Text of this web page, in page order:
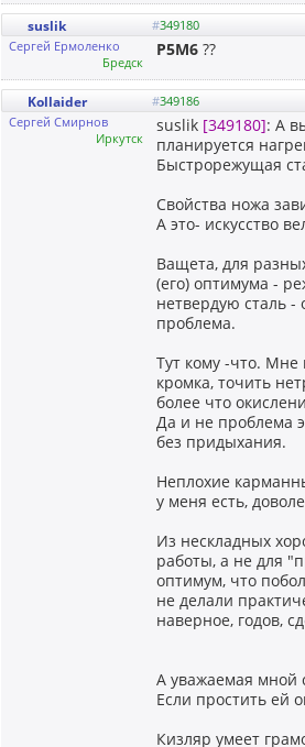
suslik #349180
Сергей Ермоленко
Бредск
P5M6 ??
Kollaider #349186
Сергей Смирнов
Иркутск
suslik [349180]: А
планируется
Быстрорежущая
Свойства ножа
А это- искусство
Ващета, для
(его) оптимума -
нетвердую сталь
проблема.
Тут кому -что.
кромка, точить
более что
Да и не проблема
без придыхания.
Неплохие
у меня есть,
Из нескладных
работы, а не для
оптимум, что
не делали
наверное, годов,
А уважаемая мной
Если простить ей
Кизляр умеет